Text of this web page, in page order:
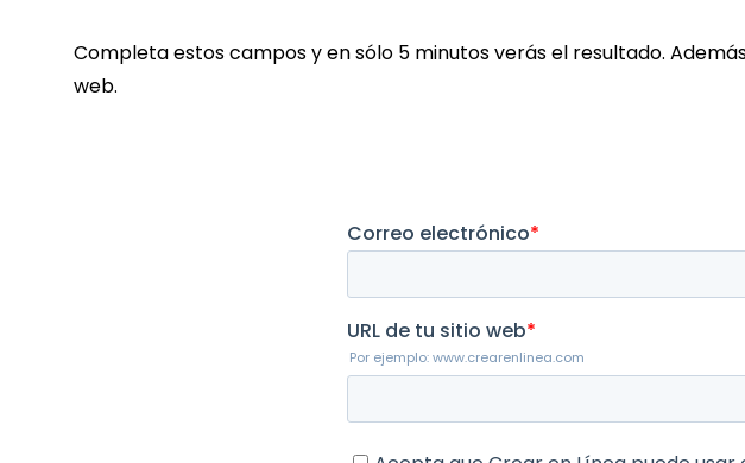
Completa estos campos y en sólo 5 minutos verás el resultado.
web.